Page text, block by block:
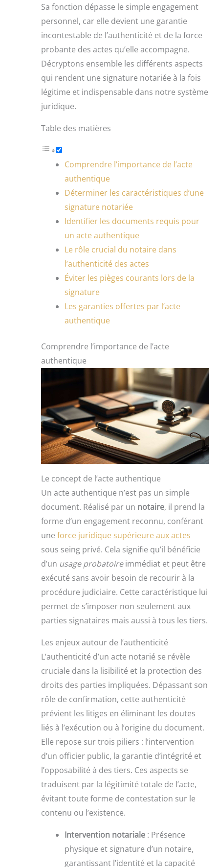
Sa fonction dépasse le simple engagement
personnel, car elle devient une garantie
incontestable de l’authenticité et de la force
probante des actes qu’elle accompagne.
Décryptons ensemble les différents aspects
qui rendent une signature notariée à la fois
légitime et indispensable dans notre système
juridique.
Table des matières
Comprendre l’importance de l’acte
authentique
Déterminer les caractéristiques d’une
signature notariée
Identifier les documents requis pour
un acte authentique
Le rôle crucial du notaire dans
l’authenticité des actes
Éviter les pièges courants lors de la
signature
Les garanties offertes par l’acte
authentique
Comprendre l’importance de l’acte
authentique
Le concept de l’acte authentique
Un acte authentique n’est pas un simple
document. Réalisé par un notaire, il prend la
forme d’un engagement reconnu, conférant
une force juridique supérieure aux actes
sous seing privé. Cela signifie qu’il bénéficie
d’un usage probatoireimmédiat et peut être
exécuté sans avoir besoin de recourir à la
procédure judiciaire. Cette caractéristique lui
permet de s’imposer non seulement aux
parties signataires mais aussi à tous les tiers.
Les enjeux autour de l’authenticité
L’authenticité d’un acte notarié se révèle
cruciale dans la lisibilité et la protection des
droits des parties impliquées. Dépassant son
rôle de confirmation, cette authenticité
prévient les litiges en éliminant les doutes
liés à l’exécution ou à l’origine du document.
Elle repose sur trois piliers : l’intervention
d’un officier public, la garantie d’intégrité et
l’opposabilité à des tiers. Ces aspects se
traduisent par la légitimité totale de l’acte,
évitant toute forme de contestation sur le
contenu ou l’existence.
Intervention notariale : Présence
physique et signature d’un notaire,
garantissant l’identité et la capacité